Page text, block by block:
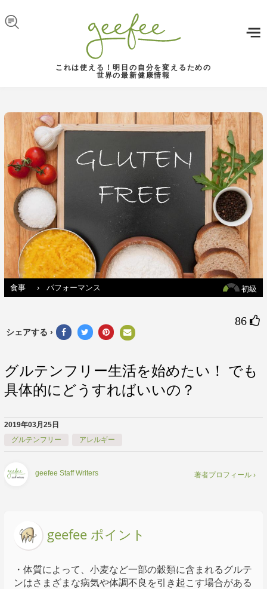
これは使える！明日の自分を変えるための
世界の最新健康情報
初級
食事 › パフォーマンス
86 
シェアする ›
グルテンフリー生活を始めたい！ でも
具体的にどうすればいいの？
2019年03月25日
グルテンフリー
アレルギー
geefee Staff Writers 著者プロフィール ›
geefee ポイント
・体質によって、小麦など一部の穀類に含まれるグルテ
ンはさまざまな病気や体調不良を引き起こす場合がある